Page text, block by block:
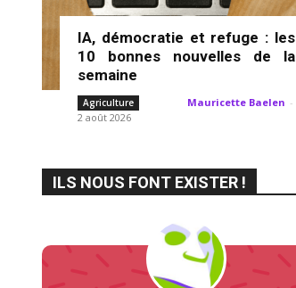
IA, démocratie et refuge : les
10 bonnes nouvelles de la
semaine
Agriculture Mauricette Baelen -
2 août 2026
ILS NOUS FONT EXISTER !